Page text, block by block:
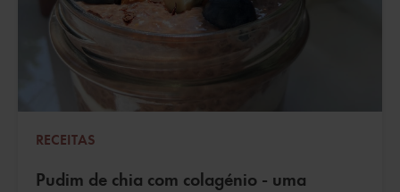
RECEITAS
Pudim de chia com colagénio - uma